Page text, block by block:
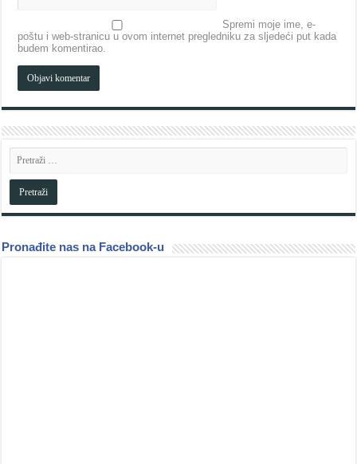
Spremi moje ime, e-
poštu i web-stranicu u ovom internet pregledniku za sljedeći put kada
budem komentirao.
Pronađite nas na Facebook-u